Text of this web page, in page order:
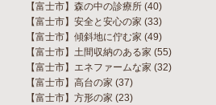
【富士市】森の中の診療所 (40)
【富士市】安全と安心の家 (33)
【富士市】傾斜地に佇む家 (49)
【富士市】土間収納のある家 (55)
【富士市】エネファームな家 (32)
【富士市】高台の家 (37)
【富士市】方形の家 (23)